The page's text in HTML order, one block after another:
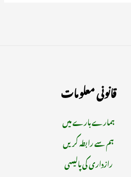
قانونی معلومات
ہمارے بارے میں
ہم سے رابطہ کریں
رازداری کی پالیسی